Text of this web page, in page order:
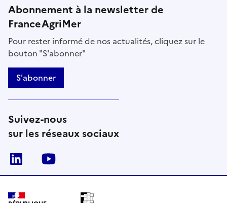
Abonnement à la newsletter de
FranceAgriMer
Pour rester informé de nos actualités, cliquez sur le
bouton "S'abonner"
S'abonner
Suivez-nous
sur les réseaux sociaux
Linkedin